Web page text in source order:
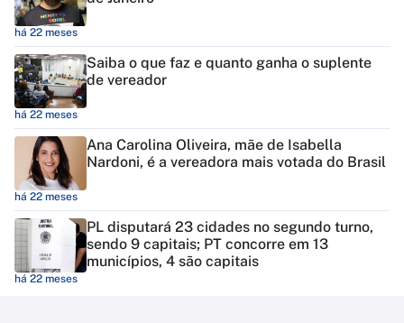
há 22 meses
Saiba o que faz e quanto ganha o suplente
de vereador
há 22 meses
Ana Carolina Oliveira, mãe de Isabella
Nardoni, é a vereadora mais votada do Brasil
há 22 meses
PL disputará 23 cidades no segundo turno,
sendo 9 capitais; PT concorre em 13
municípios, 4 são capitais
há 22 meses